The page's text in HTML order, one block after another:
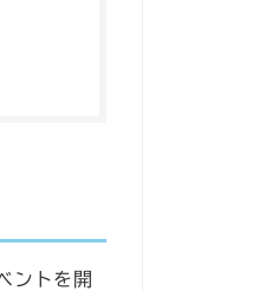
ントを開